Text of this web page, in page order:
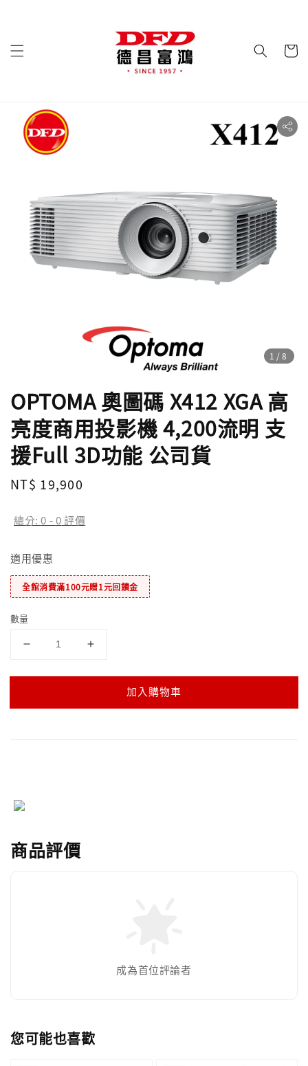
1 /8
OPTOMA 奧圖碼 X412 XGA 高
亮度商用投影機 4,200流明 支
援Full 3D功能 公司貨
Regular
NT$ 19,900
總分:0 -0評價
適用優惠
全館消費滿100元贈1元回饋金
數量
加入購物車
商品評價
成為首位評論者
您可能也喜歡